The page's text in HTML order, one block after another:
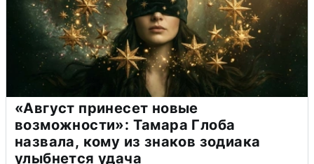
«Август принесет новые
возможности»: Тамара Глоба
назвала, кому из знаков зодиака
улыбнется удача